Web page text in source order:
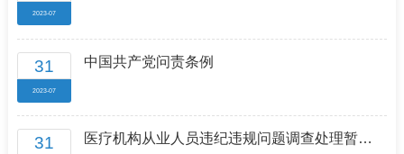
2023-07
31
2023-07
中国共产党问责条例
31
医疗机构从业人员违纪违规问题调查处理暂行